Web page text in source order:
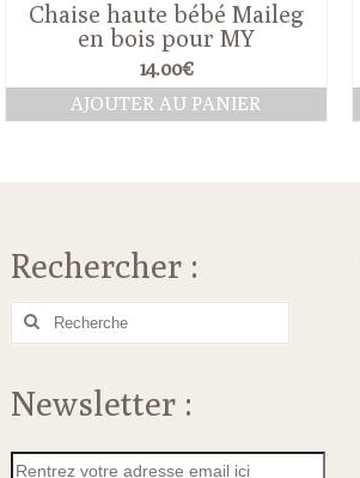
Chaise haute bébé Maileg
en bois pour MY
14.00€
AJOUTER AU PANIER
Rechercher :
Rechercher
Newsletter :